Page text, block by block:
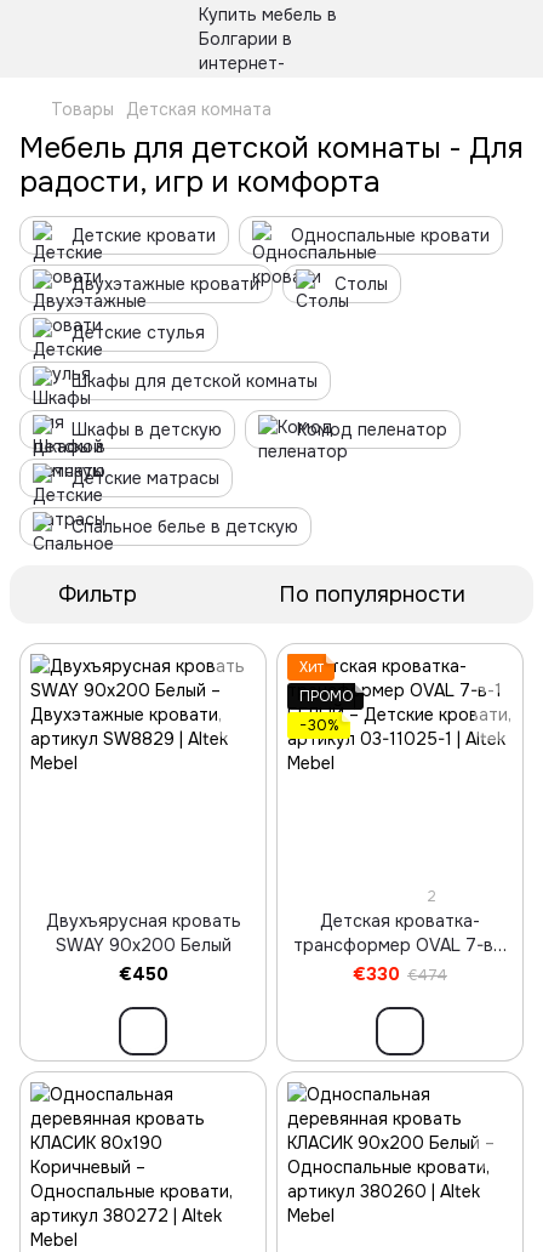
Товары Детская комната
Мебель для детской комнаты - Для
радости, игр и комфорта
Детские кровати Односпальные кровати
Двухэтажные кровати Столы
Детские стулья
Шкафы для детской комнаты
Шкафы в детскую Комод пеленатор
Детские матрасы
Спальное белье в детскую
Фильтр По популярности
Двухъярусная кровать
SWAY 90х200 Белый
€450
Хит
ПРОМО
−30%
2
Детская кроватка-
трансформер OVAL 7-в-1
БЕЛЫЙ
€330 €474